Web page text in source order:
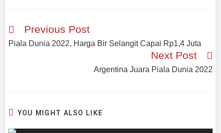
Previous Post
Piala Dunia 2022, Harga Bir Selangit Capai Rp1,4 Juta
Next Post
Argentina Juara Piala Dunia 2022
YOU MIGHT ALSO LIKE